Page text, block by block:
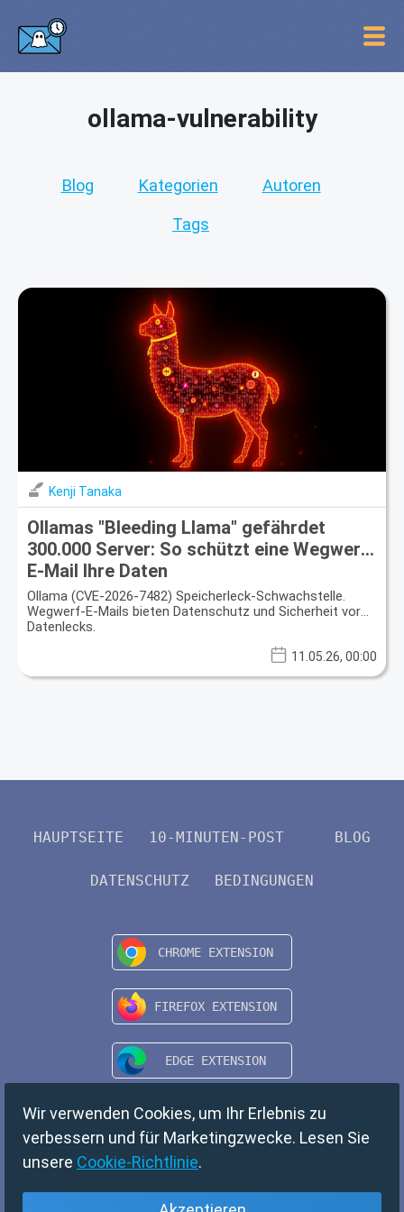
ollama-vulnerability
Blog Kategorien Autoren
Tags
Kenji Tanaka
Ollamas "Bleeding Llama" gefährdet
300.000 Server: So schützt eine Wegwerf-
E-Mail Ihre Daten
Ollama (CVE-2026-7482) Speicherleck-Schwachstelle.
Wegwerf-E-Mails bieten Datenschutz und Sicherheit vor
Datenlecks.
11.05.26, 00:00
HAUPTSEITE 10-MINUTEN-POST BLOG
DATENSCHUTZ BEDINGUNGEN
Wir verwenden Cookies, um Ihr Erlebnis zu
verbessern und für Marketingzwecke. Lesen Sie
unsere Cookie-Richtlinie.